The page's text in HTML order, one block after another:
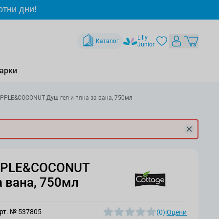
дни!
Каталог
Lilly
Junior
Душ гел и пяна за вана, 750мл
вана, 750мл
№ 537805 (0)|Оцени